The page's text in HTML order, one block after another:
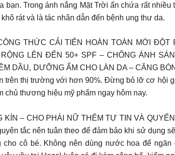
bạn. Trong ánh nắng Mặt Trời ẩn chứa rất
rát và là tác nhân dẫn đến bệnh ung thư da.
THỨC CẢI TIẾN HOÀN TOÀN MỚI ĐỘT
LÊN ĐẾN 50+ SPF – CHỐNG ÁNH
DẦU, DƯỠNG ẨM CHO LÀN DA – CĂNG
thị trường với hơn 90%. Đừng bỏ lỡ cơ hội
chủ thương hiệu mỹ phẩm ngay hôm nay.
KÍN – CHO PHÁI NỮ THÊM TỰ TIN VÀ
tắc nên tuân theo để đảm bảo khi sử
cô bé. Không nên dùng nước hoa để